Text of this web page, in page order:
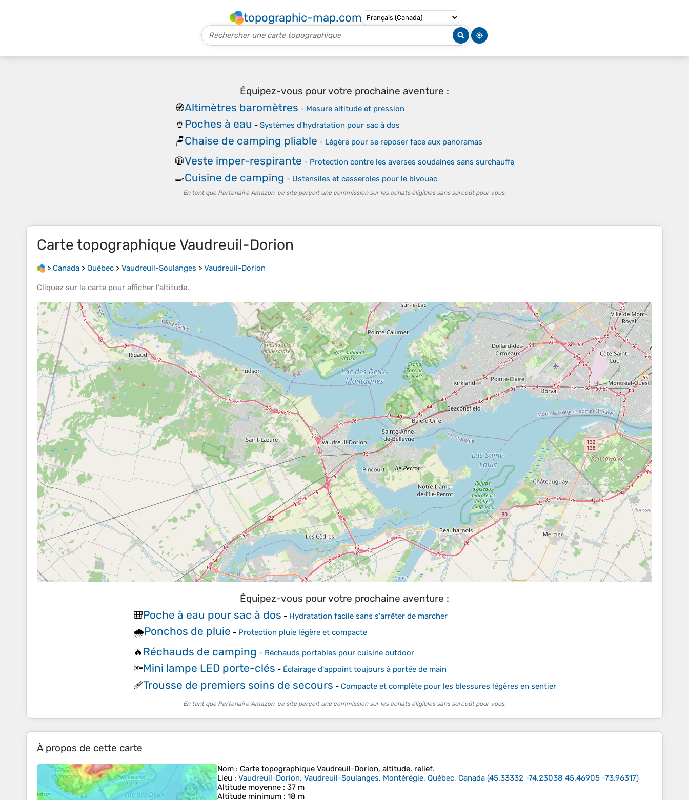
topographic-map.com
Équipez-vous pour votre prochaine aventure :
🧭Altimètres baromètres - Mesure altitude et pression
🥤 Poches à eau - Systèmes d'hydratation pour sac à dos
🪑Chaise de camping pliable - Légère pour se reposer face aux panoramas
🧥Veste imper-respirante - Protection contre les averses soudaines sans surchauffe
🍳Cuisine de camping - Ustensiles et casseroles pour le bivouac
En tant que Partenaire Amazon, ce site perçoit une commission sur les achats éligibles sans surcoût pour vous.
Carte topographique Vaudreuil-Dorion
> Canada > Québec > Vaudreuil-Soulanges > Vaudreuil-Dorion
Cliquez sur la carte pour afficher l’altitude.
Équipez-vous pour votre prochaine aventure :
🎒Poche à eau pour sac à dos - Hydratation facile sans s'arrêter de marcher
🌧️Ponchos de pluie - Protection pluie légère et compacte
🔥Réchauds de camping - Réchauds portables pour cuisine outdoor
🔦Mini lampe LED porte-clés - Éclairage d'appoint toujours à portée de main
🩹Trousse de premiers soins de secours - Compacte et complète pour les blessures légères en sentier
En tant que Partenaire Amazon, ce site perçoit une commission sur les achats éligibles sans surcoût pour vous.
À propos de cette carte
Nom : Carte topographique Vaudreuil-Dorion, altitude, relief.
Lieu : Vaudreuil-Dorion, Vaudreuil-Soulanges, Montérégie, Québec, Canada (45.33332 -74.23038 45.46905 -73.96317)
Altitude moyenne : 37 m
Altitude minimum : 18 m